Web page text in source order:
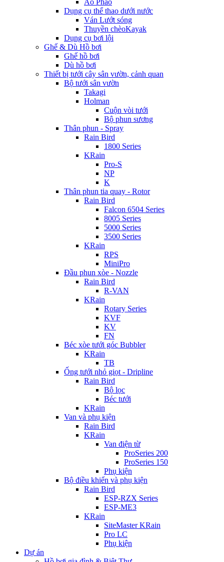
Áo Phao
Dụng cụ thể thao dưới nước
Ván Lướt sóng
Thuyền chèoKayak
Dụng cụ bơi lội
Ghế & Dù Hồ bơi
Ghế hồ bơi
Dù hồ bơi
Thiết bị tưới cây sân vườn, cảnh quan
Bộ tưới sân vườn
Takagi
Holman
Cuộn vòi tưới
Bộ phun sương
Thân phun - Spray
Rain Bird
1800 Series
KRain
Pro-S
NP
K
Thân phun tia quay - Rotor
Rain Bird
Falcon 6504 Series
8005 Series
5000 Series
3500 Series
KRain
RPS
MiniPro
Đầu phun xòe - Nozzle
Rain Bird
R-VAN
KRain
Rotary Series
KVF
KV
FN
Béc xòe tưới góc Bubbler
KRain
TB
Ống tưới nhỏ giọt - Dripline
Rain Bird
Bộ lọc
Béc tưới
KRain
Van và phụ kiện
Rain Bird
KRain
Van điện từ
ProSeries 200
ProSeries 150
Phụ kiện
Bộ điều khiển và phụ kiện
Rain Bird
ESP-RZX Series
ESP-ME3
KRain
SiteMaster KRain
Pro LC
Phụ kiện
Dự án